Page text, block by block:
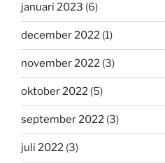
januari 2023 (6)
december 2022 (1)
november 2022 (3)
oktober 2022 (5)
september 2022 (3)
juli 2022 (3)